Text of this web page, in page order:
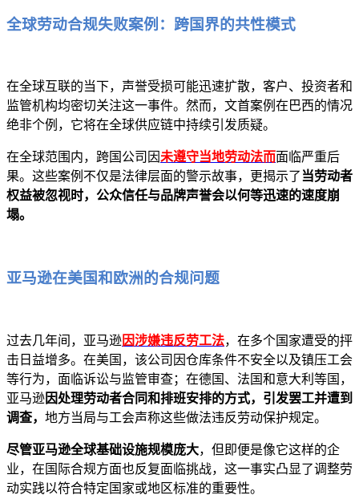
全球劳动合规失败案例：跨国界的共性模式
在全球互联的当下，声誉受损可能迅速扩散，客户、投资者和
监管机构均密切关注这一事件。然而，文首案例在巴西的情况
绝非个例，它将在全球供应链中持续引发质疑。
在全球范围内，跨国公司因未遵守当地劳动法而面临严重后
果。这些案例不仅是法律层面的警示故事，更揭示了 当劳动者
权益被忽视时，公众信任与品牌声誉会以何等迅速的速度崩
塌。
亚马逊在美国和欧洲的合规问题
过去几年间，亚马逊因涉嫌违反劳工法，在多个国家遭受的抨
击日益增多。在美国，该公司因仓库条件不安全以及镇压工会
等行为，面临诉讼与监管审查；在德国、法国和意大利等国，
亚马逊因处理劳动者合同和排班安排的方式，引发罢工并遭到
调查， 地方当局与工会声称这些做法违反劳动保护规定。
尽管亚马逊全球基础设施规模庞大，但即便是像它这样的企
业，在国际合规方面也反复面临挑战，这一事实凸显了调整劳
动实践以符合特定国家或地区标准的重要性。